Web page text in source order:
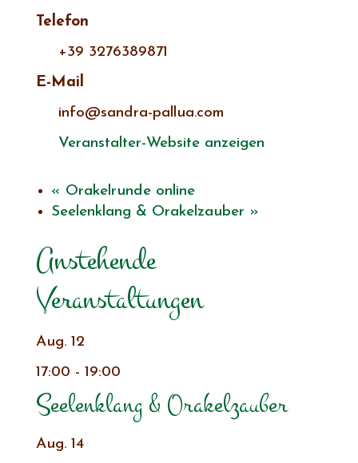
Telefon
+39 3276389871
E-Mail
info@sandra-pallua.com
Veranstalter-Website anzeigen
« Orakelrunde online
Seelenklang & Orakelzauber »
Anstehende
Veranstaltungen
Aug. 12
17:00 - 19:00
Seelenklang & Orakelzauber
Aug. 14